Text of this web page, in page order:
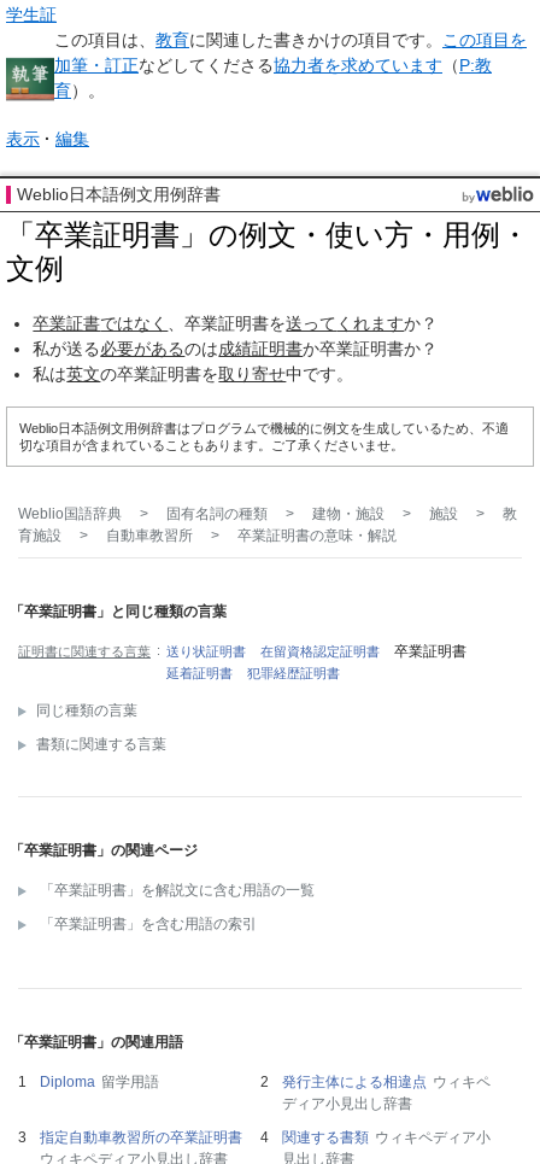
学生証
この項目は、 教育に関連した書きかけの項目 です。
この項目を
加筆・訂正などしてくださる協力者を求めています （P:教
育）。
表示 編集
Weblio日本語例文用例辞書
「卒業証明書」の例文・使い方・用例・
文例
卒業証書ではなく 、卒業証明書を送って くれますか？
私が送る必要があるのは成績証明書か卒業証明書か？
私は英文の卒業証明書を取り寄せ中です。
Weblio日本語例文用例辞書はプログラムで機械的に例文を生成しているため、不適
切な項目が含まれていることもあります。ご了承くださいませ。
Weblio国語辞典 > 固有名詞の種類 > 建物・施設 > 施設 >
教
育施設
> 自動車教習所 > 卒業証明書の意味・解説
「卒業証明書」と同じ種類の言葉
証明書に関連する言葉 送り状証明書 在留資格認定証明書 卒業証明書
延着証明書 犯罪経歴証明書
同じ種類の言葉
書類に関連する言葉
「卒業証明書」の関連ページ
「卒業証明書」を解説文に含む用語の一覧
「卒業証明書」を含む用語の索引
「卒業証明書」の関連用語
Diploma 留学用語 発行主体による相違点 ウィキペ
ディア小見出し辞書
指定自動車教習所の卒業証明書
ウィキペディア小見出し辞書
関連する書類 ウィキペディア小
見出し辞書